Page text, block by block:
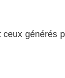
générés